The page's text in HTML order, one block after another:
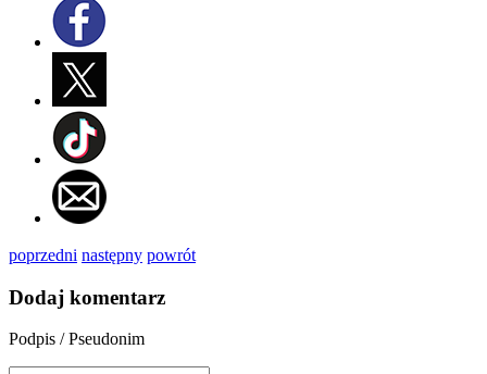
poprzedni następny powrót
Dodaj komentarz
Podpis / Pseudonim